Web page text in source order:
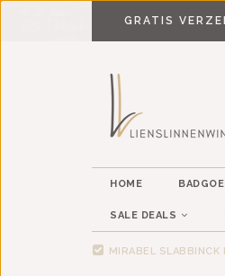
GRATIS
HOME
SALE DEALS
MIRABEL SLABBINCK